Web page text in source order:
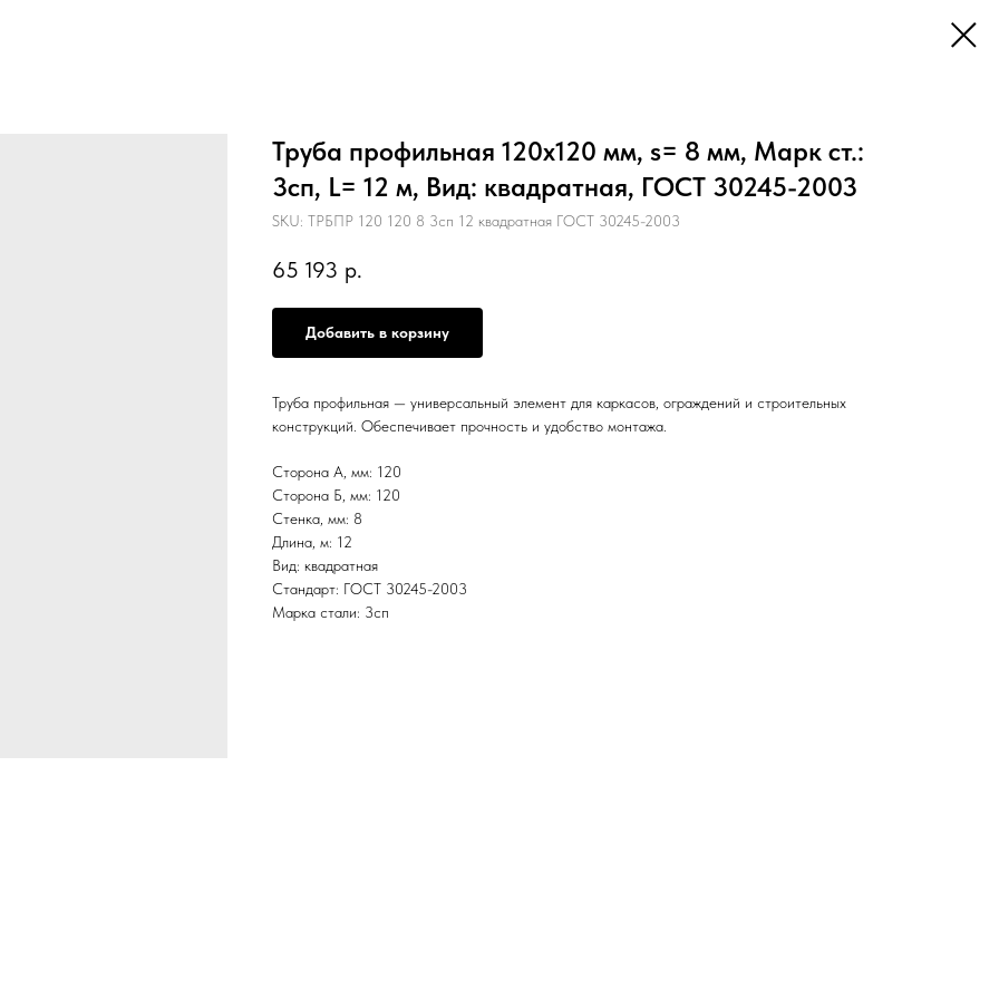
Труба профильная 120х120 мм, s= 8 мм, Марк ст.:
3сп, L= 12 м, Вид: квадратная, ГОСТ 30245-2003
SKU: ТРБПР 120 120 8 3сп 12 квадратная ГОСТ 30245-2003
65 193 р.
Добавить в корзину
Труба профильная — универсальный элемент для каркасов, ограждений и строительных
конструкций. Обеспечивает прочность и удобство монтажа.
Сторона А, мм: 120
Сторона Б, мм: 120
Стенка, мм: 8
Длина, м: 12
Вид: квадратная
Стандарт: ГОСТ 30245-2003
Марка стали: 3сп